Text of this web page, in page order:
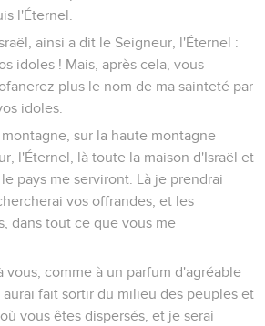
l'Éternel.
ainsi a dit le Seigneur, l'Éternel :
idoles ! Mais, après cela, vous
plus le nom de ma sainteté par
idoles.
sur la haute montagne
l'Éternel, là toute la maison d'Israël et
pays me serviront. Là je prendrai
vos offrandes, et les
dans tout ce que vous me
vous, comme à un parfum d'agréable
fait sortir du milieu des peuples et
vous êtes dispersés, et je serai